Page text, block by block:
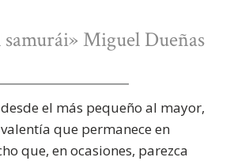
Miguel Dueñas
el más pequeño al mayor,
que permanece en
que, en ocasiones, parezca